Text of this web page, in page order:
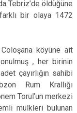
Tebriz’de öldüğüne
bir olaya 1472
köyüne ait
, her birinin
çayırlığın sahibi
Rum Krallığı
Torul’un merkezi
mülkleri bulunan